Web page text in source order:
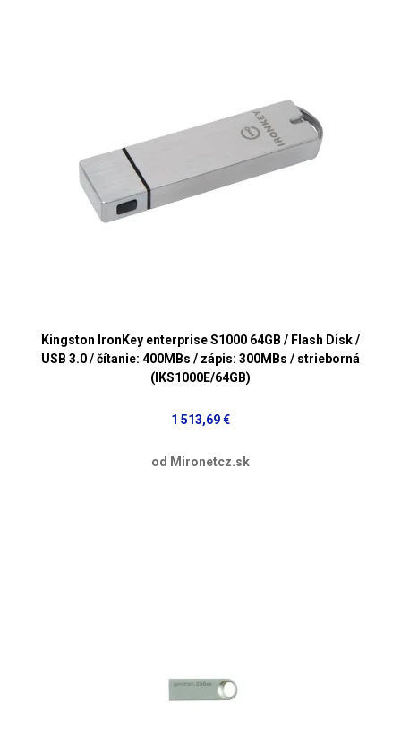
Kingston IronKey enterprise S1000 64GB / Flash Disk /
USB 3.0 / čítanie: 400MBs / zápis: 300MBs / strieborná
(IKS1000E/64GB)
1 513,69 €
od Mironetcz.sk